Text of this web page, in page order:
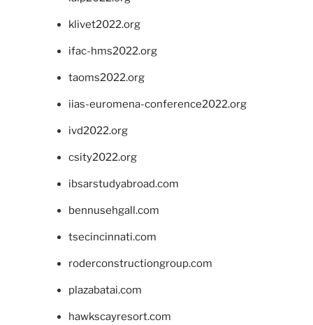
klivet2022.org
ifac-hms2022.org
taoms2022.org
iias-euromena-conference2022.org
ivd2022.org
csity2022.org
ibsarstudyabroad.com
bennusehgall.com
tsecincinnati.com
roderconstructiongroup.com
plazabatai.com
hawkscayresort.com